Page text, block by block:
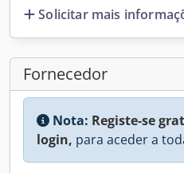
Solicitar mais
Fornecedor
Nota: Registe-se
login, para aceder a